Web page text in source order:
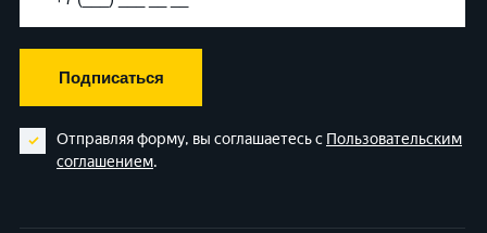
Подписаться
Отправляя форму, вы соглашаетесь с Пользовательским
соглашением.